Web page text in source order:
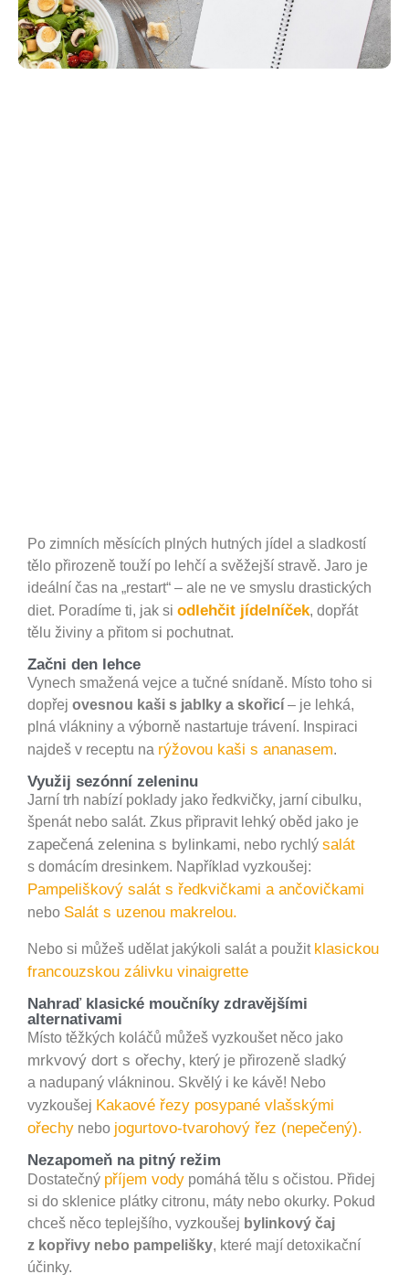
Po zimních měsících plných hutných jídel a sladkostí
tělo přirozeně touží po lehčí a svěžejší stravě. Jaro je
ideální čas na „restart“ – ale ne ve smyslu drastických
diet. Poradíme ti, jak si odlehčit jídelníček, dopřát
tělu živiny a přitom si pochutnat.
Začni den lehce
Vynech smažená vejce a tučné snídaně. Místo toho si
dopřej ovesnou kaši s jablky a skořicí – je lehká,
plná vlákniny a výborně nastartuje trávení. Inspiraci
najdeš v receptu na rýžovou kaši s ananasem.
Využij sezónní zeleninu
Jarní trh nabízí poklady jako ředkvičky, jarní cibulku,
špenát nebo salát. Zkus připravit lehký oběd jako je
zapečená zelenina s bylinkami, nebo rychlý salát
s domácím dresinkem. Například vyzkoušej:
Pampeliškový salát s ředkvičkami a ančovičkami
nebo Salát s uzenou makrelou.
Nebo si můžeš udělat jakýkoli salát a použit klasickou
francouzskou zálivku vinaigrette
Nahraď klasické moučníky zdravějšími
alternativami
Místo těžkých koláčů můžeš vyzkoušet něco jako
mrkvový dort s ořechy, který je přirozeně sladký
a nadupaný vlákninou. Skvělý i ke kávě! Nebo
vyzkoušej Kakaové řezy posypané vlašskými
ořechy nebo jogurtovo-tvarohový řez (nepečený).
Nezapomeň na pitný režim
Dostatečný příjem vody pomáhá tělu s očistou. Přidej
si do sklenice plátky citronu, máty nebo okurky. Pokud
chceš něco teplejšího, vyzkoušej bylinkový čaj
z kopřivy nebo pampelišky, které mají detoxikační
účinky.